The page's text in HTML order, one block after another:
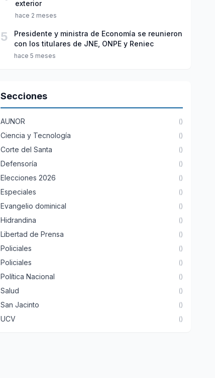
exterior
hace 2 meses
5
Presidente y ministra de Economía se reunieron
con los titulares de JNE, ONPE y Reniec
hace 5 meses
Secciones
AUNOR ()
Ciencia y Tecnología ()
Corte del Santa ()
Defensoría ()
Elecciones 2026 ()
Especiales ()
Evangelio dominical ()
Hidrandina ()
Libertad de Prensa ()
Policiales ()
Policiales ()
Política Nacional ()
Salud ()
San Jacinto ()
UCV ()